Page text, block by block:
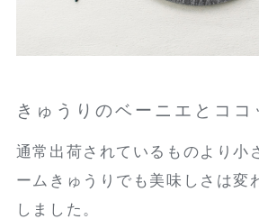
きゅうりのベーニエとココ
通常出荷されているものより小
ームきゅうりでも美味しさは変
しました。